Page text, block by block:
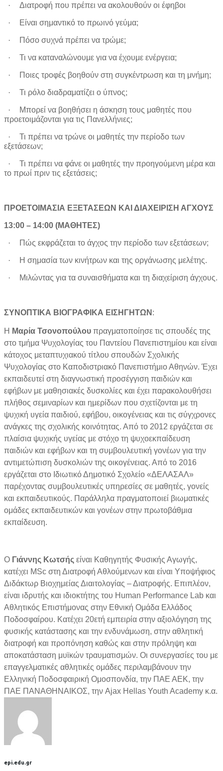
Διατροφή που πρέπει να ακολουθούν οι έφηβοι
Είναι σημαντικό το πρωινό γεύμα;
Πόσο συχνά πρέπει να τρώμε;
Τι να καταναλώνουμε για να έχουμε ενέργεια;
Ποιες τροφές βοηθούν στη συγκέντρωση και τη μνήμη;
Τι ρόλο διαδραματίζει ο ύπνος;
Μπορεί να βοηθήσει η άσκηση τους μαθητές που
προετοιμάζονται για τις Πανελλήνιες;
Τι πρέπει να τρώνε οι μαθητές την περίοδο των
εξετάσεων;
Τι πρέπει να φάνε οι μαθητές την προηγούμενη μέρα και
το πρωί πριν τις εξετάσεις;
ΠΡΟΕΤΟΙΜΑΣΙΑ ΕΞΕΤΑΣΕΩΝ ΚΑΙ ΔΙΑΧΕΙΡΙΣΗ ΑΓΧΟΥΣ
13:00 – 14:00 (ΜΑΘΗΤΕΣ)
Πώς εκφράζεται το άγχος την περίοδο των εξετάσεων;
Η σημασία των κινήτρων και της οργάνωσης μελέτης.
Μιλώντας για τα συναισθήματα και τη διαχείριση άγχους.
ΣΥΝΟΠΤΙΚΑ ΒΙΟΓΡΑΦΙΚΑ ΕΙΣΗΓΗΤΩΝ :
Η Μαρία Τσονοπούλου πραγματοποίησε τις σπουδές της
στο τμήμα Ψυχολογίας του Παντείου Πανεπιστημίου και είναι
κάτοχος μεταπτυχιακού τίτλου σπουδών Σχολικής
Ψυχολογίας στο Καποδιστριακό Πανεπιστήμιο Αθηνών. Έχει
εκπαιδευτεί στη διαγνωστική προσέγγιση παιδιών και
εφήβων με μαθησιακές δυσκολίες και έχει παρακολουθήσει
πλήθος σεμιναρίων και ημερίδων που σχετίζονται με τη
ψυχική υγεία παιδιού, εφήβου, οικογένειας και τις σύγχρονες
ανάγκες της σχολικής κοινότητας. Από το 2012 εργάζεται σε
πλαίσια ψυχικής υγείας με στόχο τη ψυχοεκπαίδευση
παιδιών και εφήβων και τη συμβουλευτική γονέων για την
αντιμετώπιση δυσκολιών της οικογένειας. Από το 2016
εργάζεται στο Ιδιωτικό Δημοτικό Σχολείο «ΔΕΛΑΣΑΛ»
παρέχοντας συμβουλευτικές υπηρεσίες σε μαθητές, γονείς
και εκπαιδευτικούς. Παράλληλα πραγματοποιεί βιωματικές
ομάδες εκπαιδευτικών και γονέων στην πρωτοβάθμια
εκπαίδευση.
Ο Γιάννης Κωτσής είναι Καθηγητής Φυσικής Αγωγής,
κατέχει MSc στη Διατροφή Αθλούμενων και είναι Υποψήφιος
Διδάκτωρ Βιοχημείας Διαιτολογίας – Διατροφής. Επιπλέον,
είναι ιδρυτής και ιδιοκτήτης του Human Performance Lab και
Αθλητικός Επιστήμονας στην Εθνική Ομάδα Ελλάδος
Ποδοσφαίρου. Κατέχει 20ετή εμπειρία στην αξιολόγηση της
φυσικής κατάστασης και την ενδυνάμωση, στην αθλητική
διατροφή και προπόνηση καθώς και στην πρόληψη και
αποκατάσταση μυϊκών τραυματισμών. Οι συνεργασίες του με
επαγγελματικές αθλητικές ομάδες περιλαμβάνουν την
Ελληνική Ποδοσφαιρική Ομοσπονδία, την ΠΑΕ ΑΕΚ, την
ΠΑΕ ΠΑΝΑΘΗΝΑΙΚΟΣ, την Ajax Hellas Youth Academy κ.α.
epi.edu.gr